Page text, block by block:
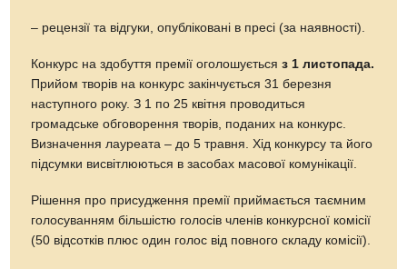
– рецензії та відгуки, опубліковані в пресі (за наявності).
Конкурс на здобуття премії оголошуєтьсяз 1 листопада.
Прийом творів на конкурс закінчується 31 березня
наступного року. З 1 по 25 квітня проводиться
громадське обговорення творів, поданих на конкурс.
Визначення лауреата – до 5 травня. Хід конкурсу та його
підсумки висвітлюються в засобах масової комунікації.
Рішення про присудження премії приймається таємним
голосуванням більшістю голосів членів конкурсної комісії
(50 відсотків плюс один голос від повного складу комісії).